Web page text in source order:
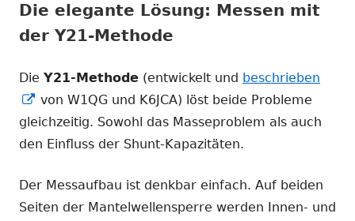
Die elegante Lösung: Messen mit
der Y21-Methode
Die Y21-Methode (entwickelt und beschrieben
In
neuem
Fenster
von W1QG und K6JCA) löst beide Probleme
gleichzeitig. Sowohl das Masseproblem als auch
den Einfluss der Shunt-Kapazitäten.
Der Messaufbau ist denkbar einfach. Auf beiden
Seiten der Mantelwellensperre werden Innen- und